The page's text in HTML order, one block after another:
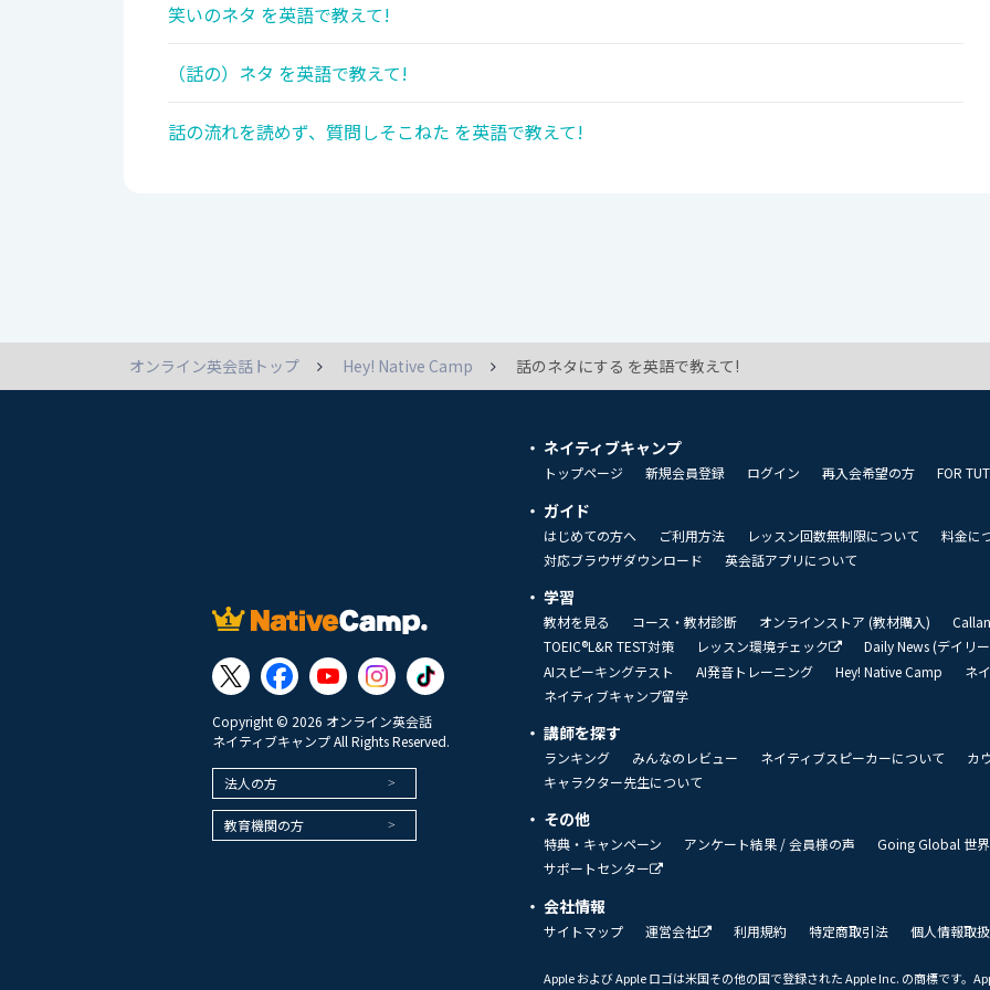
笑いのネタ を英語で教えて!
（話の）ネタ を英語で教えて!
話の流れを読めず、質問しそこねた を英語で教えて!
オンライン英会話トップ Hey! Native Camp 話のネタにする を英語で教えて!
Copyright © 2026 オンライン英会話
ネイティブキャンプ All Rights Reserved.
法人の方
教育機関の方
ネイティブキャンプ
トップページ 新規会員登録 ログイン 再入会希望の方 FOR
ガイド
はじめての方へ ご利用方法 レッスン回数無制限について
料金に
対応ブラウザダウンロード
英会話アプリについて
学習
教材を見る コース・教材診断 オンラインストア (教材購入)
TOEIC®L&R TEST対策
レッスン環境チェック
Daily News (デイリ
AIスピーキングテスト
AI発音トレーニング Hey! Native Camp
ネ
ネイティブキャンプ留学
講師を探す
ランキング みんなのレビュー ネイティブスピーカーについて
カ
キャラクター先生について
その他
特典・キャンペーン アンケート結果 / 会員様の声
Going Global 世
サポートセンター
会社情報
サイトマップ 運営会社 利用規約 特定商取引法 個人情報取
Apple および Apple ロゴは米国その他の国で登録された Apple Inc. の商標です。